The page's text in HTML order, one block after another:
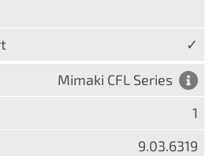
✓
Mimaki CFL Series
1
9.03.6319